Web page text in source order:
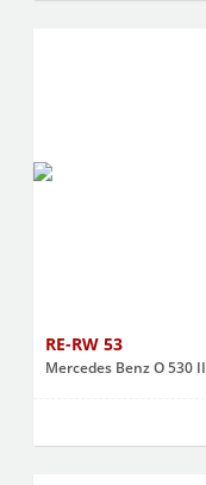
RE-RW 53
Mercedes Benz O 530 II